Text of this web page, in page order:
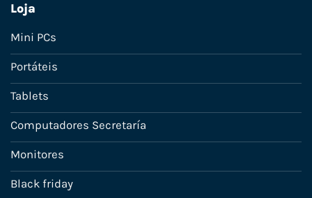
Loja
Mini PCs
Portáteis
Tablets
Computadores Secretaría
Monitores
Black friday